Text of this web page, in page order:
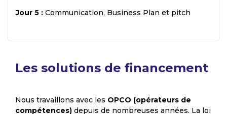
Jour 5 : Communication, Business Plan et pitch
Les solutions de financement
Nous travaillons avec les OPCO (opérateurs de
compétences) depuis de nombreuses années. La loi